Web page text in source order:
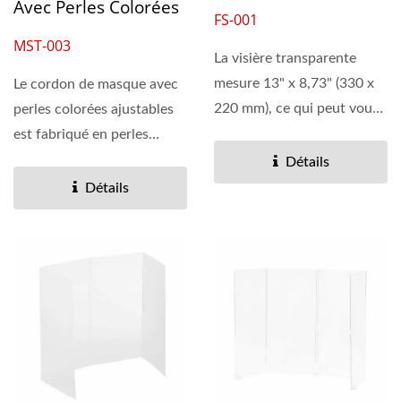
Avec Perles Colorées
MST-003
Le cordon de masque avec
perles colorées ajustables
est fabriqué en perles
Détails
FS-001
La visière transparente
mesure 13" x 8,73" (330 x
220 mm), ce qui peut vous
Détails